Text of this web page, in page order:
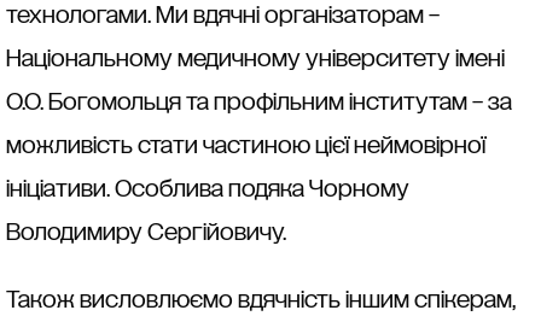
технологами. Ми вдячні організаторам –
Національному медичному університету імені
О.О. Богомольця та профільним інститутам – за
можливість стати частиною цієї неймовірної
ініціативи. Особлива подяка Чорному
Володимиру Сергійовичу.
Також висловлюємо вдячність іншим спікерам,